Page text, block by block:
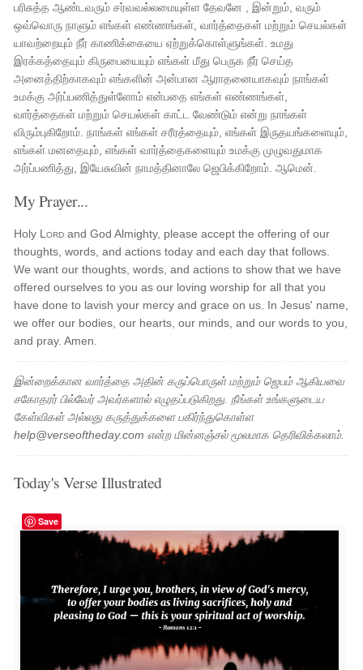
பரிசுத்த ஆண்டவரும் சர்வவல்லமையுள்ள தேவனே , இன்றும், வரும்
ஒவ்வொரு நாளும் எங்கள் எண்ணங்கள், வார்த்தைகள் மற்றும் செயல்கள்
யாவற்றையும் நீர் காணிக்கையை ஏற்றுக்கொள்ளுங்கள். உமது
இரக்கத்தையும் கிருபையையும் எங்கள் மீது பெருக நீர் செய்த
அனைத்திற்காகவும் எங்களின் அன்பான ஆராதனையாகவும் நாங்கள்
உமக்கு அர்ப்பணித்துள்ளோம் என்பதை எங்கள் எண்ணங்கள்,
வார்த்தைகள் மற்றும் செயல்கள் காட்ட வேண்டும் என்று நாங்கள்
விரும்புகிறோம். நாங்கள் எங்கள் சரீரத்தையும், எங்கள் இருதயங்களையும்,
எங்கள் மனதையும், எங்கள் வார்த்தைகளையும் உமக்கு முழுவதுமாக
அர்ப்பணித்து, இயேசுவின் நாமத்தினாலே ஜெபிக்கிறோம். ஆமென்.
My Prayer...
Holy Lord and God Almighty, please accept the offering of our
thoughts, words, and actions today and each day that follows.
We want our thoughts, words, and actions to show that we have
offered ourselves to you as our loving worship for all that you
have done to lavish your mercy and grace on us. In Jesus' name,
we offer our bodies, our hearts, our minds, and our words to you,
and pray. Amen.
இன்றைக்கான வார்த்தை அதின் கருப்பொருள் மற்றும் ஜெபம் ஆகியவை
சகோதரர் பில்வேர் அவர்களால் எழுதப்படுகிறது. நீங்கள் உங்களுடைய
கேள்விகள் அல்லது கருத்துக்களை பகிர்ந்துகொள்ள
help@verseoftheday.com என்ற மின்னஞ்சல் மூலமாக தெரிவிக்கலாம்.
Today's Verse Illustrated
Save